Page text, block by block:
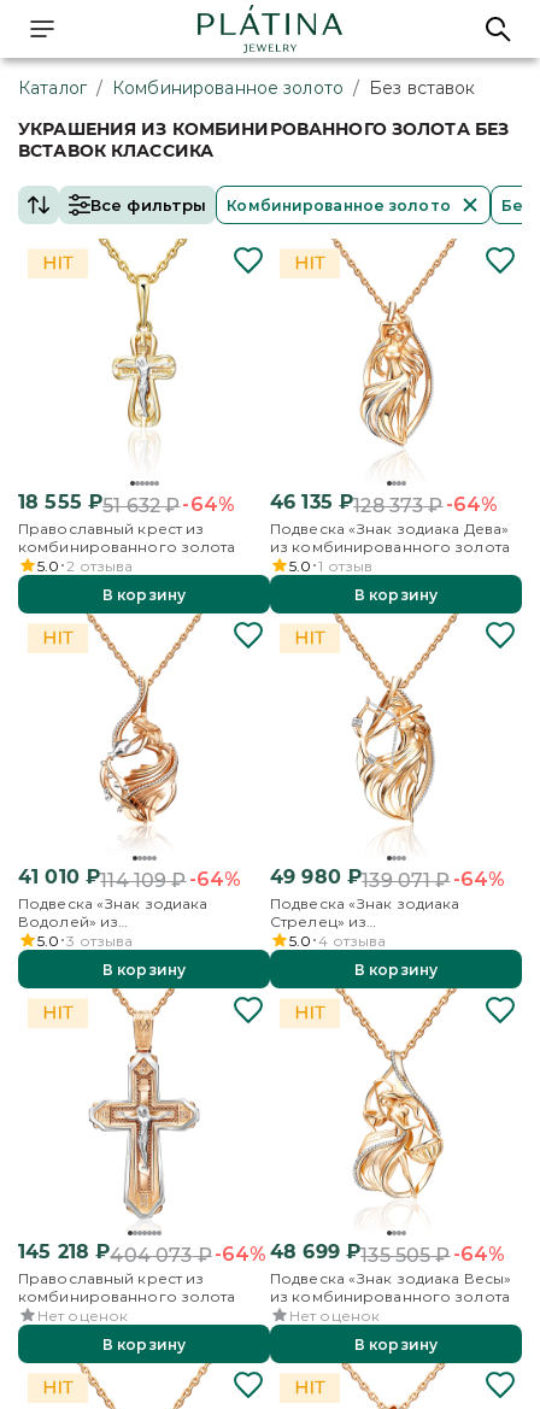
Каталог / Комбинированное золото / Без вставок
УКРАШЕНИЯ ИЗ КОМБИНИРОВАННОГО ЗОЛОТА БЕЗ
ВСТАВОК КЛАССИКА
Все фильтры Комбинированное золото Без
18 555 ₽51 632₽-64%
Православный крест из
комбинированного золота
5.0 2 отзыва
В корзину
46 135 ₽128 373₽-64%
Подвеска «Знак зодиака Дева»
из комбинированного золота
5.0 1 отзыв
В корзину
41 010₽114 109₽-64%
Подвеска «Знак зодиака
Водолей» из
комбинированного золота
5.0 3 отзыва
В корзину
49 980₽139 071₽-64%
Подвеска «Знак зодиака
Стрелец» из
комбинированного золота
5.0 4 отзыва
В корзину
145 218 ₽404 073₽-64%
Православный крест из
комбинированного золота
Нет оценок
В корзину
48 699₽135 505₽-64%
Подвеска «Знак зодиака Весы»
из комбинированного золота
Нет оценок
В корзину